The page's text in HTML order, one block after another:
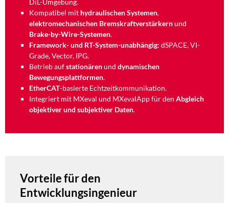
DiL-Umgebung.
Kompatibel mit hydraulischen Systemen,
elektromechanischen Bremskraftverstärkernund
Brake-by-Wire-Systemen.
Framework- und RT-System-unabhängig: dSPACE, VI-
Grade, Vector, IPG.
Betrieb aufstationärenunddynamischen
Bewegungsplattformen.
EtherCAT-basierte Echtzeitkommunikation.
Integriert mit MXeval und MXevalApp für denAbgleich
objektiver und subjektiver Daten.
Vorteile für den
Entwicklungsingenieur